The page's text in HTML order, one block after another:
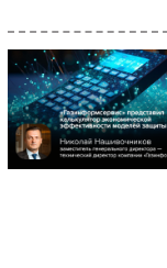
Кадры
Регулирование
Финансы
Web